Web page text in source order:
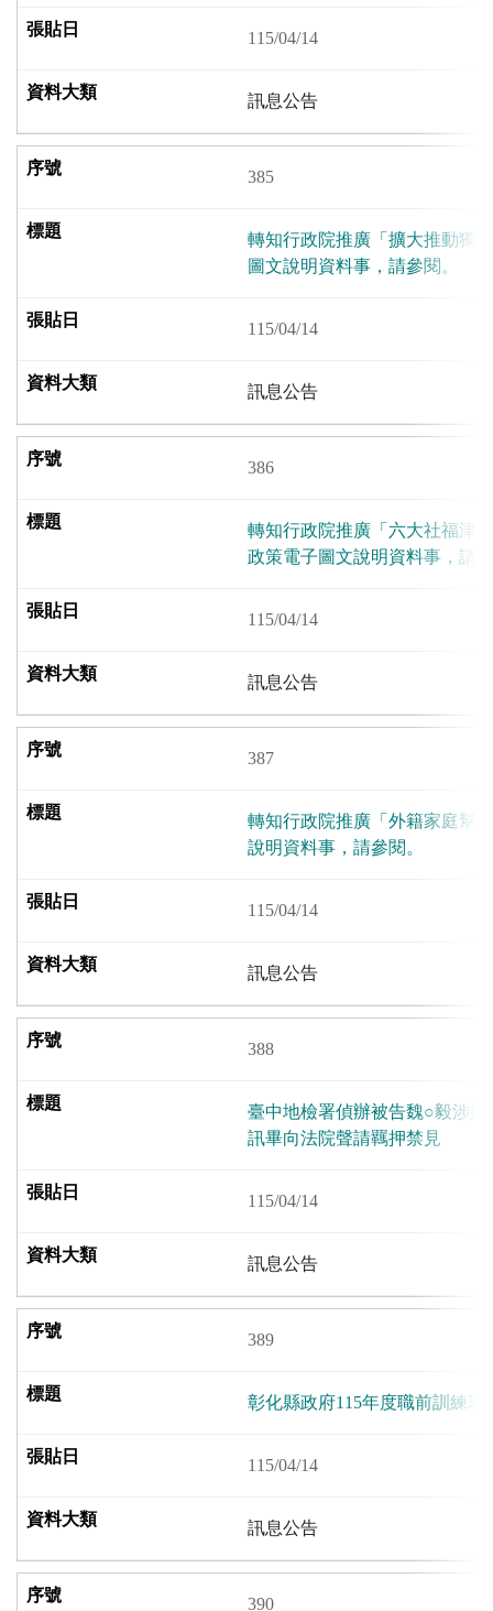
115/04/14
訊息公告
385
轉知行政院推廣「擴大推動獨
圖文說明資料事，請參閱。
115/04/14
訊息公告
386
轉知行政院推廣「六大社福津
政策電子圖文說明資料事，請
115/04/14
訊息公告
387
轉知行政院推廣「外籍家庭幫
說明資料事，請參閱。
115/04/14
訊息公告
388
臺中地檢署偵辦被告魏○毅涉
訊畢向法院聲請羈押禁見
115/04/14
訊息公告
389
彰化縣政府115年度職前訓練班
115/04/14
訊息公告
390